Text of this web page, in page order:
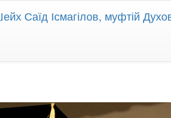
Саїд Ісмагілов, муфтій